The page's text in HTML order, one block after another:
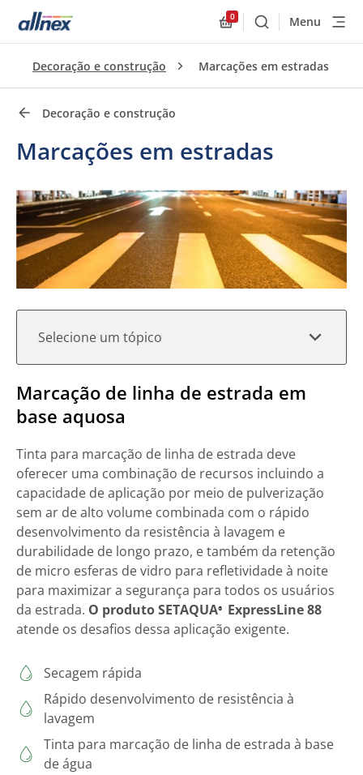
0
BuscarMenu
Decoração e construção Marcações em estradas
Decoração e construção
Marcações em estradas
Selecione um tópico
Links rápidos Close
Marcação de linha de estrada em
base aquosa
Tinta para marcação de linha de estrada deve
oferecer uma combinação de recursos incluindo a
capacidade de aplicação por meio de pulverização
sem ar de alto volume combinada com o rápido
desenvolvimento da resistência à lavagem e
durabilidade de longo prazo, e também da retenção
de micro esferas de vidro para refletividade à noite
para maximizar a segurança para todos os usuários
da estrada. O produto SETAQUA® ExpressLine 88
atende os desafios dessa aplicação exigente.
Secagem rápida
Rápido desenvolvimento de resistência à
lavagem
Tinta para marcação de linha de estrada à base
de água